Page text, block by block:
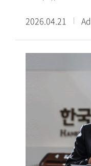
이번 기념식에서는
총동문회장의 축사
민족의 부흥을 위
종합대학으로 성장해 왔다 며 설립자
안목을 되새기게 된다 고 밝
있는 지금, 모든 구
세계적인 명문대
문을 열어온 대학이었다 며 오늘 이
2026.04.21